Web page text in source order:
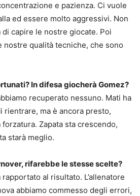
e pazienza. Ci vuole
ed essere molto aggressivi. Non
capire le nostre giocate. Poi
qualità tecniche, che sono
In difesa giocherà Gomez?
recuperato nessuno. Mati ha
rientrare, ma è ancora presto,
Zapata sta crescendo,
starà meglio.
rifarebbe le stesse scelte?
al risultato. L’allenatore
abbiamo commesso degli errori,